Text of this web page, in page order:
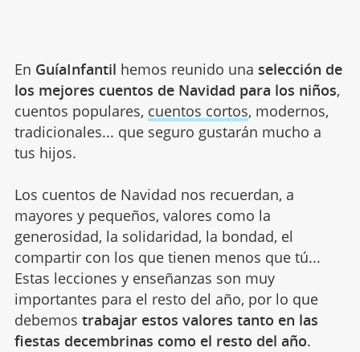
En GuíaInfantil hemos reunido una selección de
los mejores cuentos de Navidad para los niños,
cuentos populares, cuentos cortos, modernos,
tradicionales... que seguro gustarán mucho a
tus hijos.
Los cuentos de Navidad nos recuerdan, a
mayores y pequeños, valores como la
generosidad, la solidaridad, la bondad, el
compartir con los que tienen menos que tú...
Estas lecciones y enseñanzas son muy
importantes para el resto del año, por lo que
debemos trabajar estos valores tanto en las
fiestas decembrinas como el resto del año.